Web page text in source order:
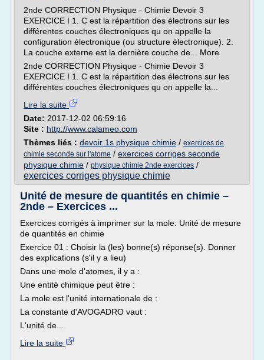
2nde CORRECTION Physique - Chimie Devoir 3
EXERCICE I 1. C est la répartition des électrons sur les
différentes couches électroniques qu on appelle la
configuration électronique (ou structure électronique). 2.
La couche externe est la dernière couche de... More
2nde CORRECTION Physique - Chimie Devoir 3
EXERCICE I 1. C est la répartition des électrons sur les
différentes couches électroniques qu on appelle la...
Lire la suite
Date: 2017-12-02 06:59:16
Site : http://www.calameo.com
Thèmes liés : devoir 1s physique chimie / exercices de
chimie seconde sur l'atome / exercices corriges seconde
physique chimie / physique chimie 2nde exercices /
exercices corriges physique chimie
Unité de mesure de quantités en chimie –
2nde – Exercices ...
Exercices corrigés à imprimer sur la mole: Unité de mesure
de quantités en chimie
Exercice 01 : Choisir la (les) bonne(s) réponse(s). Donner
des explications (s'il y a lieu)
Dans une mole d'atomes, il y a :
Une entité chimique peut être :
La mole est l'unité internationale de :
La constante d'AVOGADRO vaut :
L'unité de...
Lire la suite